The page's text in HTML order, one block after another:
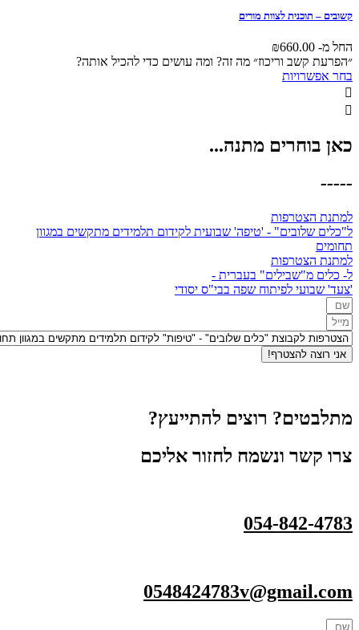
לצוות מורים
₪
וריכוז״ מה זה? ומה עושים כדי להכיל אותה?
למוצר
ניתן
המוצר
מתנה...
- 'טיפה' שבועית לקידום תלמידים מתקשים במגוון
בעברית -
לפיתוח שפה בבי"ס יסודי
רוצים להתייעץ?
ונשמח לחזור אליכם
054-